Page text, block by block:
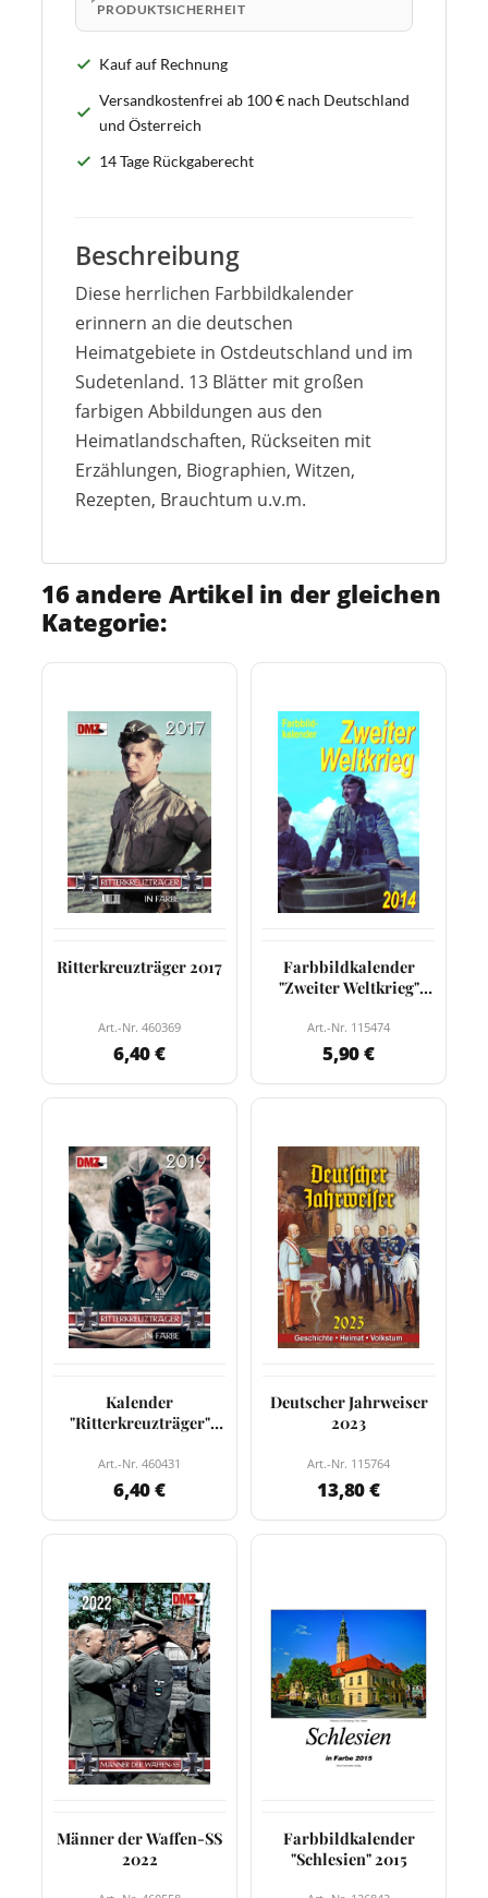
PRODUKTSICHERHEIT
Kauf auf Rechnung
Versandkostenfrei ab 100 € nach Deutschland
und Österreich
14 Tage Rückgaberecht
Beschreibung
Diese herrlichen Farbbildkalender
erinnern an die deutschen
Heimatgebiete in Ostdeutschland und im
Sudetenland. 13 Blätter mit großen
farbigen Abbildungen aus den
Heimatlandschaften, Rückseiten mit
Erzählungen, Biographien, Witzen,
Rezepten, Brauchtum u.v.m.
16 andere Artikel in der gleichen
Kategorie:
Ritterkreuzträger 2017
Art.-Nr. 460369
6,40 €
Farbbildkalender
"Zweiter Weltkrieg"
Art.-Nr. 115474
5,90 €
Kalender
"Ritterkreuzträger"
Art.-Nr. 460431
6,40 €
Deutscher Jahrweiser
2023
Art.-Nr. 115764
13,80 €
Männer der Waffen-SS
2022
Farbbildkalender
"Schlesien" 2015